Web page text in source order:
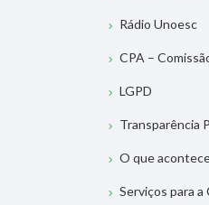
Rádio Unoesc
CPA –
LGPD
Transparência
O que
Serviços para a